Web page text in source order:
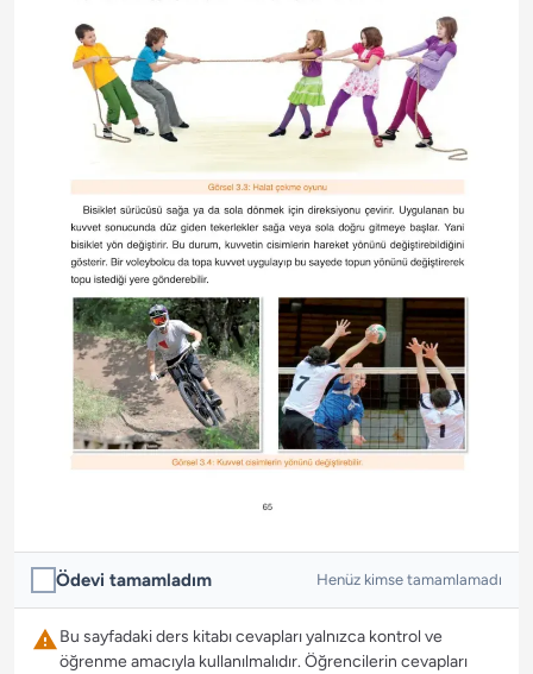
Ödevi tamamladım Henüz kimse tamamlamadı
Bu sayfadaki ders kitabı cevapları yalnızca kontrol ve
öğrenme amacıyla kullanılmalıdır. Öğrencilerin cevapları